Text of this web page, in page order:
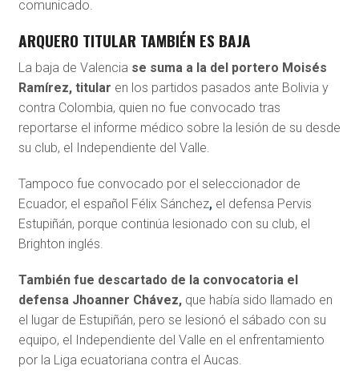
comunicado.
ARQUERO TITULAR TAMBIÉN ES BAJA
La baja de Valencia se suma a la del portero Moisés
Ramírez, titular en los partidos pasados ante Bolivia y
contra Colombia, quien no fue convocado tras
reportarse el informe médico sobre la lesión de su desde
su club, el Independiente del Valle.
Tampoco fue convocado por el seleccionador de
Ecuador, el español Félix Sánchez, el defensa Pervis
Estupiñán, porque continúa lesionado con su club, el
Brighton inglés.
También fue descartado de la convocatoria el
defensa Jhoanner Chávez,que había sido llamado en
el lugar de Estupiñán, pero se lesionó el sábado con su
equipo, el Independiente del Valle en el enfrentamiento
por la Liga ecuatoriana contra el Aucas.